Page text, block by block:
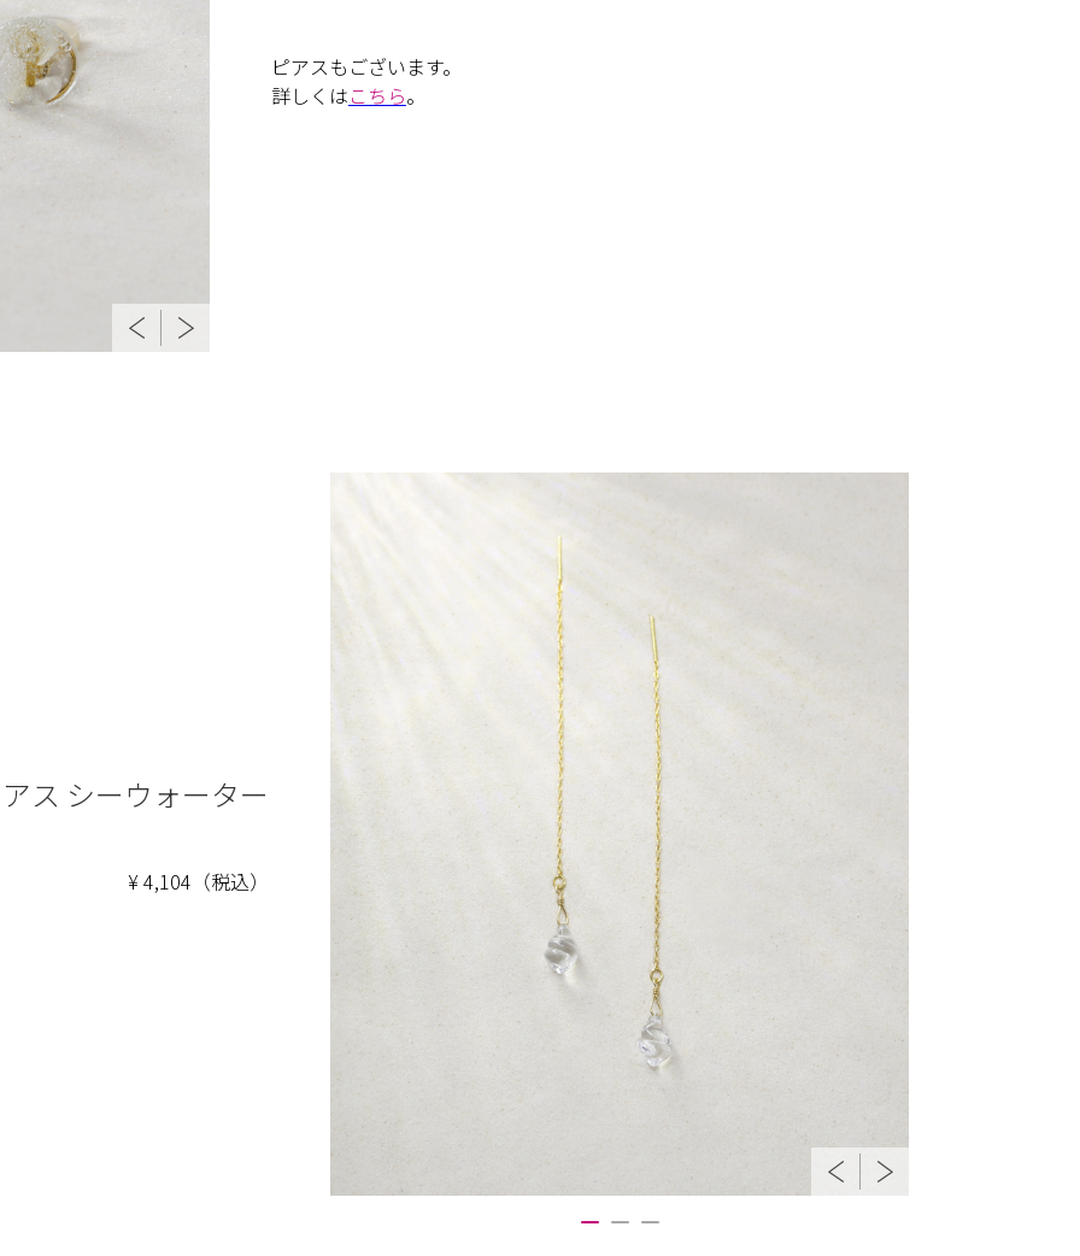
ピアスもございます。
詳しくはこちら。
ス シーウォーター
¥ 4,104（税込）